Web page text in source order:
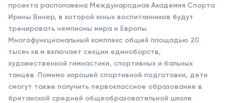
проекта расположена Международная Академия Спорта
Ирины Винер, в которой юных воспитанников будут
тренировать чемпионы мира и Европы.
Многофункциональный комплекс общей площадью 20
тысяч кв.м включает секции единоборств,
художественной гимнастики, спортивных и бальных
танцев. Помимо хорошей спортивной подготовки, дети
смогут также получить первоклассное образование в
британской средней общеобразовательной школе.